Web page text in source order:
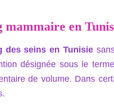
en
des seins en Tunisie
désignée sous le
de volume. Dans